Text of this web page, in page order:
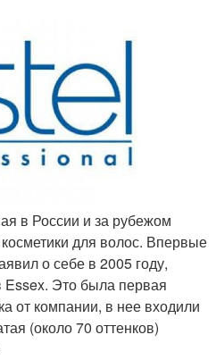
в России и за рубежом
для волос. Впервые
о себе в 2005 году,
Essex. Это была первая
от компании, в нее входили
(около 70 оттенков)